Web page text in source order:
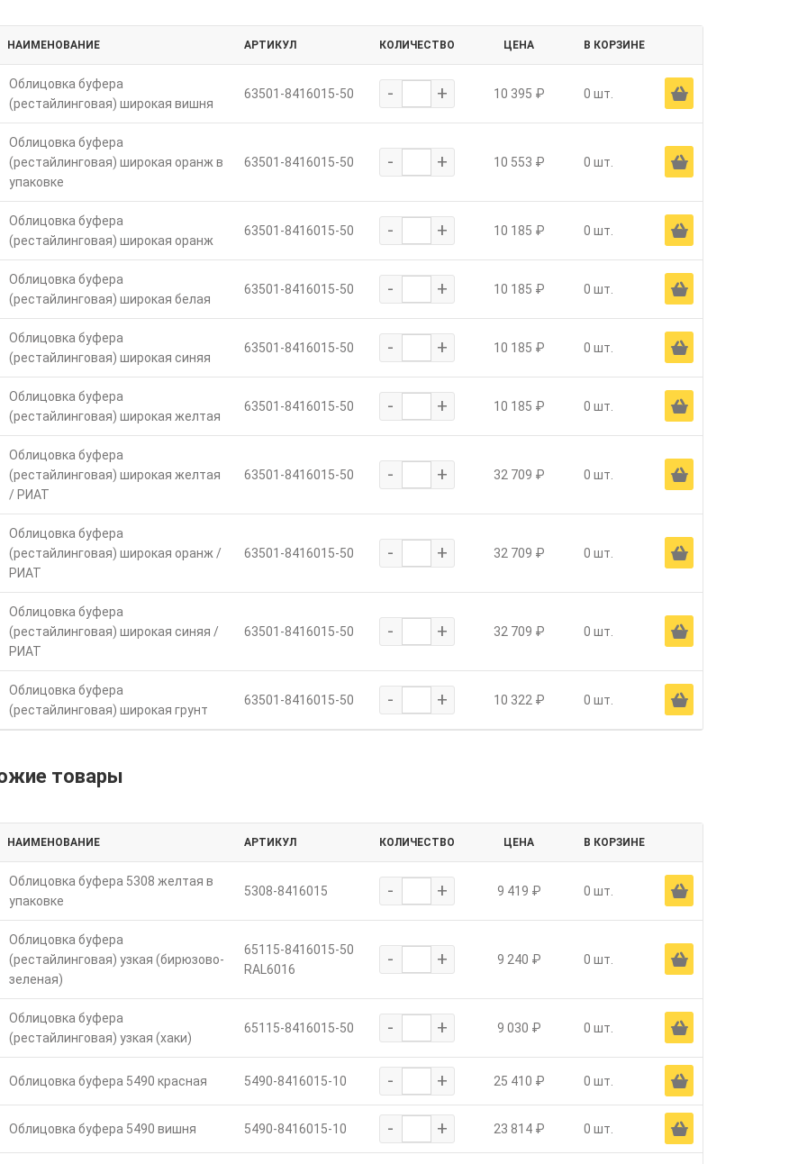
НАИМЕНОВАНИЕ АРТИКУЛ КОЛИЧЕСТВО ЦЕНА В КОРЗИНЕ
Облицовка буфера
(рестайлинговая) широкая вишня
63501-8416015-50 - + 10 395 ₽ 0 шт. Ä
Облицовка буфера
(рестайлинговая) широкая оранж в
упаковке
63501-8416015-50 - + 10 553 ₽ 0 шт. Ä
Облицовка буфера
(рестайлинговая) широкая оранж
63501-8416015-50 - + 10 185 ₽ 0 шт. Ä
Облицовка буфера
(рестайлинговая) широкая белая
63501-8416015-50 - + 10 185 ₽ 0 шт. Ä
Облицовка буфера
(рестайлинговая) широкая синяя
63501-8416015-50 - + 10 185 ₽ 0 шт. Ä
Облицовка буфера
(рестайлинговая) широкая желтая
63501-8416015-50 - + 10 185 ₽ 0 шт. Ä
Облицовка буфера
(рестайлинговая) широкая желтая
/ РИАТ
63501-8416015-50 - + 32 709 ₽ 0 шт. Ä
Облицовка буфера
(рестайлинговая) широкая оранж /
РИАТ
63501-8416015-50 - + 32 709 ₽ 0 шт. Ä
Облицовка буфера
(рестайлинговая) широкая синяя /
РИАТ
63501-8416015-50 - + 32 709 ₽ 0 шт. Ä
Облицовка буфера
(рестайлинговая) широкая грунт
63501-8416015-50 - + 10 322 ₽ 0 шт. Ä
товары
НАИМЕНОВАНИЕ АРТИКУЛ КОЛИЧЕСТВО ЦЕНА В КОРЗИНЕ
Облицовка буфера 5308 желтая в
упаковке
5308-8416015 - + 9 419 ₽ 0 шт. Ä
Облицовка буфера
(рестайлинговая) узкая (бирюзово-
зеленая)
65115-8416015-50
RAL6016
- + 9 240 ₽ 0 шт. Ä
Облицовка буфера
(рестайлинговая) узкая (хаки)
65115-8416015-50 - + 9 030 ₽ 0 шт. Ä
Облицовка буфера 5490 красная 5490-8416015-10 - + 25 410 ₽ 0 шт. Ä
Облицовка буфера 5490 вишня 5490-8416015-10 - + 23 814 ₽ 0 шт. Ä